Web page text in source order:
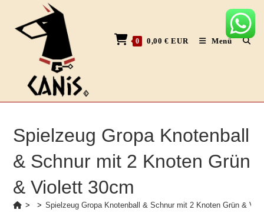
springen
0 0,00€ EUR Menü
Spielzeug Gropa Knotenball
& Schnur mit 2 Knoten Grün
& Violett 30cm
> > Spielzeug Gropa Knotenball & Schnur mit 2 Knoten Grün &